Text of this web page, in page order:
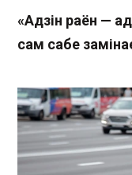
«Адзін раён —
сам сабе